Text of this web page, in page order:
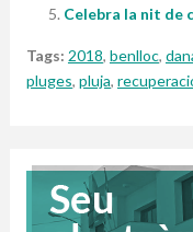
Celebra la nit de
Tags: 2018, benlloc,
pluges, pluja,